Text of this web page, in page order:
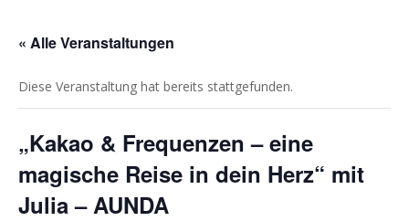
« Alle Veranstaltungen
Diese Veranstaltung hat bereits stattgefunden.
„Kakao & Frequenzen – eine
magische Reise in dein Herz“ mit
Julia – AUNDA